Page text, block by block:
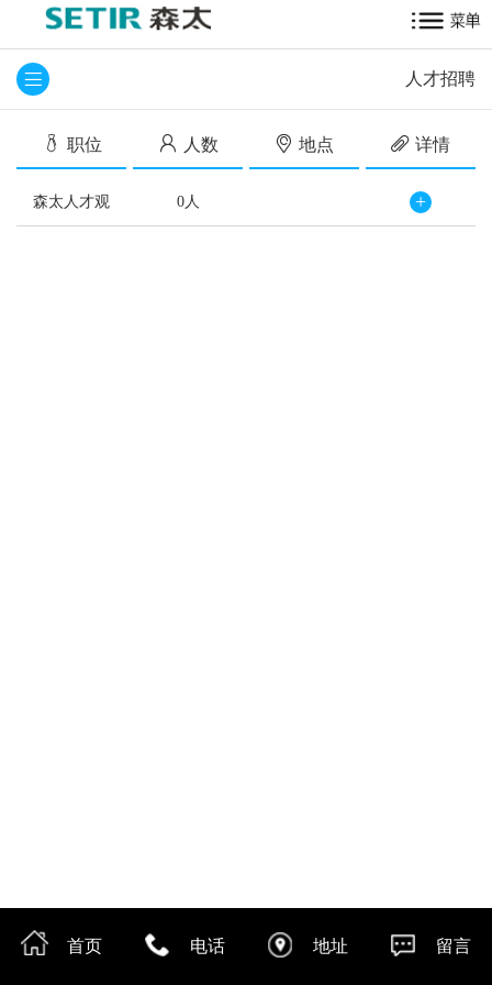
人才招聘
职位 人数 地点 详情
森太人才观 0人 +
首页 电话 地址 留言